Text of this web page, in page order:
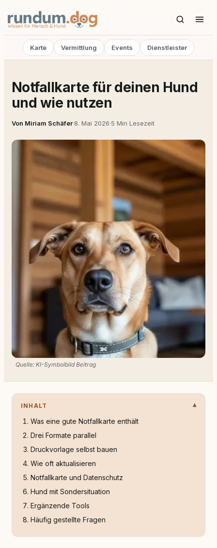
Karte Vermittlung Events Dienstleister
Notfallkarte für deinen Hund
und wie nutzen
Von Miriam Schäfer·8. Mai 2026·5 Min Lesezeit
Quelle: KI-Symbolbild Beitrag
INHALT
Was eine gute Notfallkarte enthält
Drei Formate parallel
Druckvorlage selbst bauen
Wie oft aktualisieren
Notfallkarte und Datenschutz
Hund mit Sondersituation
Ergänzende Tools
Häufig gestellte Fragen